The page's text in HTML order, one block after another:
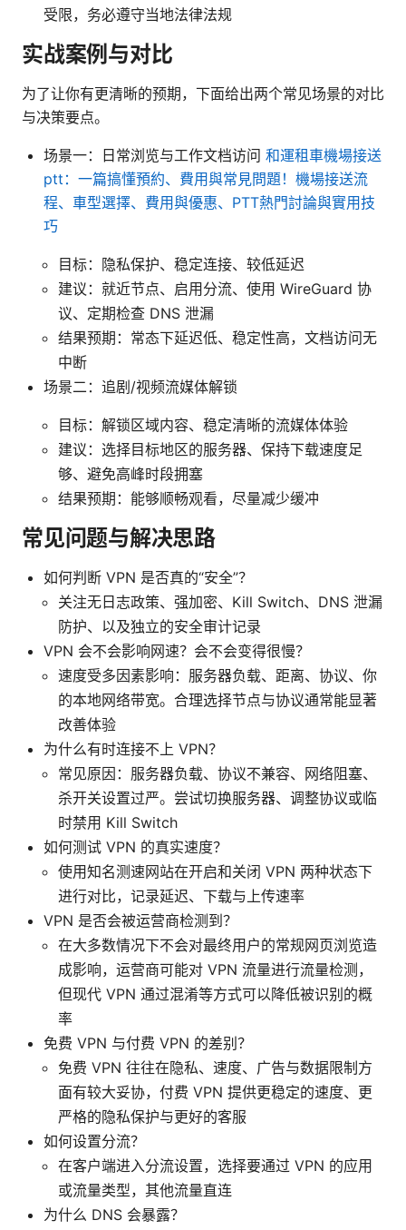
受限，务必遵守当地法律法规
实战案例与对比
为了让你有更清晰的预期，下面给出两个常见场景的对比
与决策要点。
场景一：日常浏览与工作文档访问 和運租車機場接送
ptt：一篇搞懂預約、費用與常見問題！機場接送流
程、車型選擇、費用與優惠、PTT熱門討論與實用技
巧
目标：隐私保护、稳定连接、较低延迟
建议：就近节点、启用分流、使用 WireGuard 协
议、定期检查 DNS 泄漏
结果预期：常态下延迟低、稳定性高，文档访问无
中断
场景二：追剧/视频流媒体解锁
目标：解锁区域内容、稳定清晰的流媒体体验
建议：选择目标地区的服务器、保持下载速度足
够、避免高峰时段拥塞
结果预期：能够顺畅观看，尽量减少缓冲
常见问题与解决思路
如何判断 VPN 是否真的“安全”？
关注无日志政策、强加密、Kill Switch、DNS 泄漏
防护、以及独立的安全审计记录
VPN 会不会影响网速？会不会变得很慢？
速度受多因素影响：服务器负载、距离、协议、你
的本地网络带宽。合理选择节点与协议通常能显著
改善体验
为什么有时连接不上 VPN？
常见原因：服务器负载、协议不兼容、网络阻塞、
杀开关设置过严。尝试切换服务器、调整协议或临
时禁用 Kill Switch
如何测试 VPN 的真实速度？
使用知名测速网站在开启和关闭 VPN 两种状态下
进行对比，记录延迟、下载与上传速率
VPN 是否会被运营商检测到？
在大多数情况下不会对最终用户的常规网页浏览造
成影响，运营商可能对 VPN 流量进行流量检测，
但现代 VPN 通过混淆等方式可以降低被识别的概
率
免费 VPN 与付费 VPN 的差别？
免费 VPN 往往在隐私、速度、广告与数据限制方
面有较大妥协，付费 VPN 提供更稳定的速度、更
严格的隐私保护与更好的客服
如何设置分流？
在客户端进入分流设置，选择要通过 VPN 的应用
或流量类型，其他流量直连
为什么 DNS 会暴露？